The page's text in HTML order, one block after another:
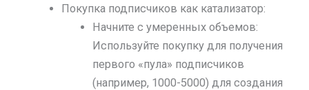
Покупка подписчиков как катализатор:
Начните с умеренных объемов:
Используйте покупку для получения
первого «пула» подписчиков
(например, 1000-5000) для создания